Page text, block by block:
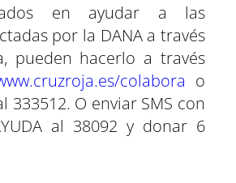
en ayudar a las
por la DANA a través
pueden hacerlo a través
colabora o
333512. O enviar SMS con
al 38092 y donar 6